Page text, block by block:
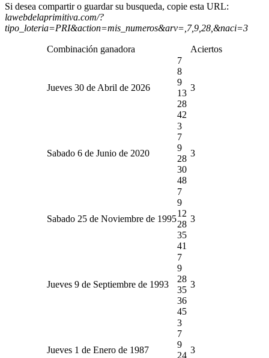
Si desea compartir o guardar su busqueda, copie esta URL:
lawebdelaprimitiva.com/?
tipo_loteria=PRI&action=mis_numeros&arv=,7,9,28,&naci=3
Combinación ganadora Aciertos
Jueves 30 de Abril de 2026
7
8
9
13
28
42
3
Sabado 6 de Junio de 2020
3
7
9
28
30
48
3
Sabado 25 de Noviembre de 1995
7
9
12
28
35
41
3
Jueves 9 de Septiembre de 1993
7
9
28
35
36
45
3
Jueves 1 de Enero de 1987
3
7
9
24
3